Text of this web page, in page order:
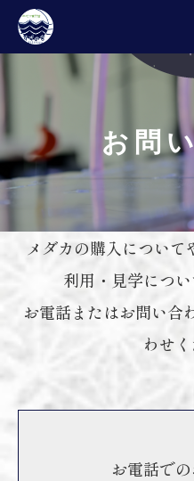
お 問
メダカの購入につい
利用・見学につ
お電話またはお問い合
わせく
お電話で